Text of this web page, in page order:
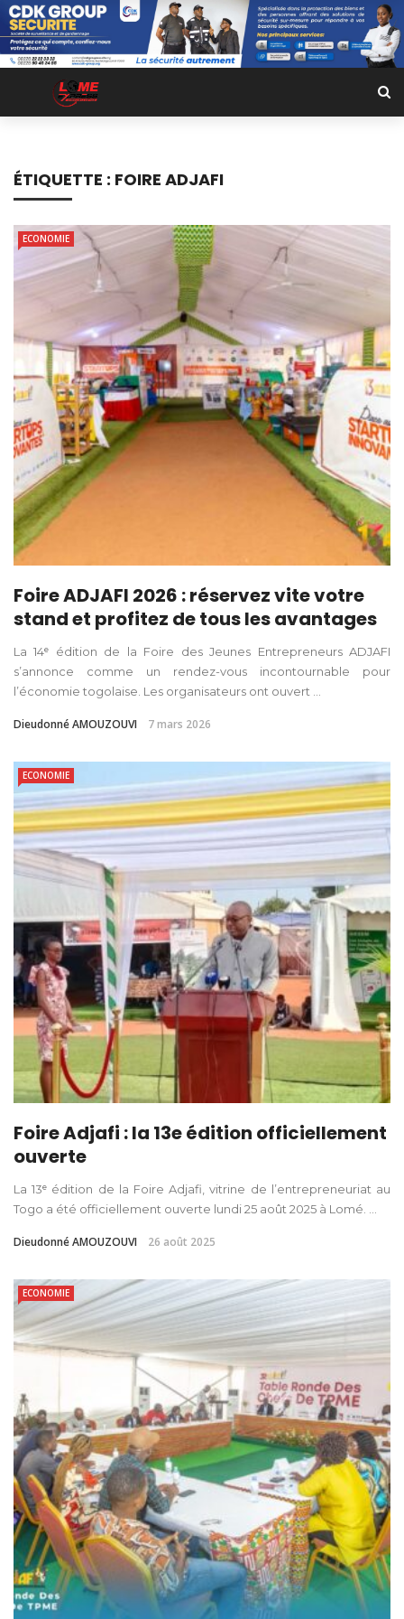
ÉTIQUETTE : FOIRE ADJAFI
ECONOMIE
Foire ADJAFI 2026 : réservez vite votre
stand et profitez de tous les avantages
La 14ᵉ édition de la Foire des Jeunes Entrepreneurs ADJAFI
s’annonce comme un rendez-vous incontournable pour
l’économie togolaise. Les organisateurs ont ouvert ...
Dieudonné AMOUZOUVI 7 mars 2026
ECONOMIE
Foire Adjafi : la 13e édition officiellement
ouverte
La 13ᵉ édition de la Foire Adjafi, vitrine de l’entrepreneuriat au
Togo a été officiellement ouverte lundi 25 août 2025 à Lomé. ...
Dieudonné AMOUZOUVI 26 août 2025
ECONOMIE